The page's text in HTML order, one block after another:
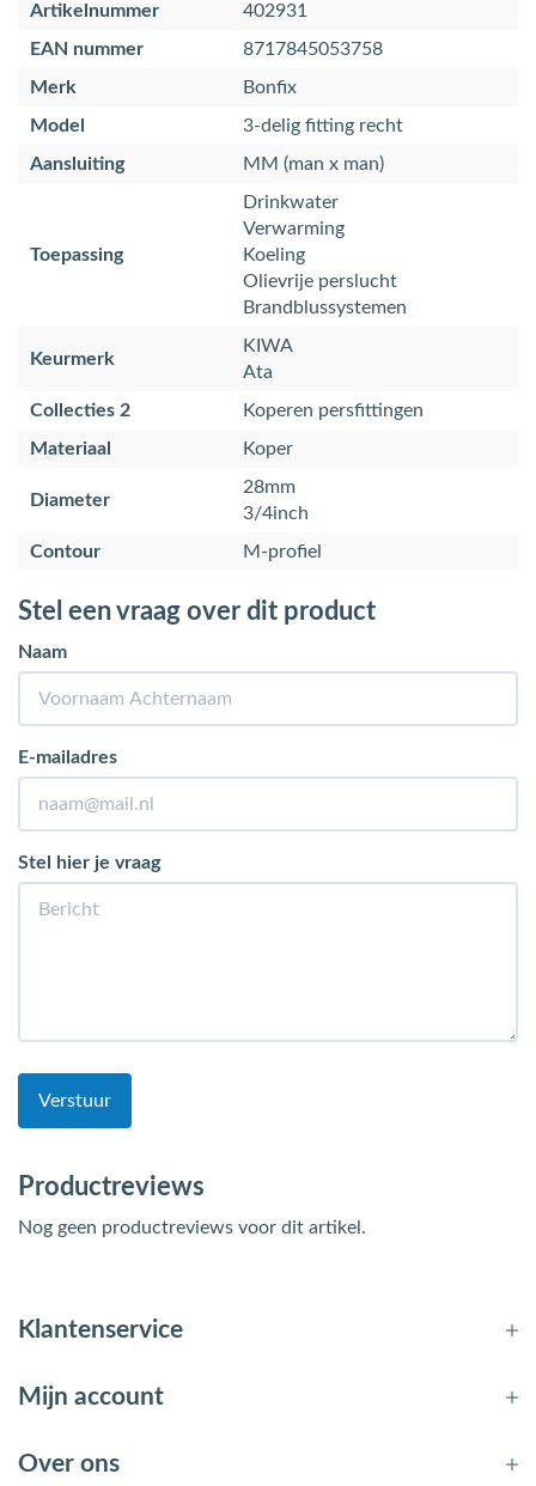
Artikelnummer
402931
EAN nummer
8717845053758
Merk
Bonfix
Model
3-delig fitting recht
Aansluiting
MM (man x man)
Toepassing
Drinkwater
Verwarming
Koeling
Olievrije perslucht
Brandblussystemen
Keurmerk
KIWA
Ata
Collecties 2
Koperen persfittingen
Materiaal
Koper
Diameter
28mm
3/4inch
Contour
M-profiel
Stel een vraag over dit product
Naam
E-mailadres
Stel hier je vraag
Verstuur
Productreviews
Nog geen productreviews voor dit artikel.
Klantenservice
Mijn account
Over ons